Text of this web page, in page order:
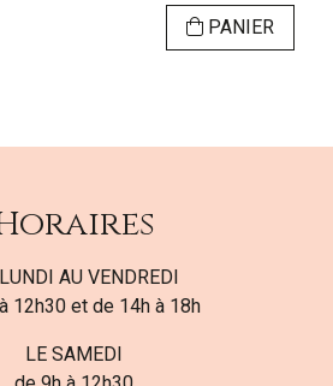
PANIER
AU VENDREDI
12h30 et de 14h à 18h
LE SAMEDI